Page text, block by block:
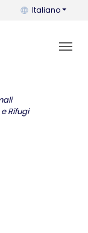
Puoi cambiare
Italiano
Rifugi